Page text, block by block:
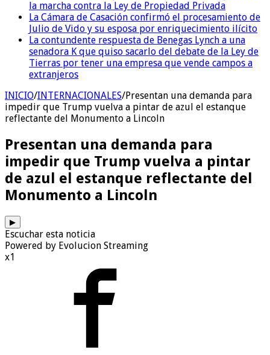
la marcha contra la Ley de Propiedad Privada
La Cámara de Casación confirmó el procesamiento de
Julio de Vido y su esposa por enriquecimiento ilícito
La contundente respuesta de Benegas Lynch a una
senadora K que quiso sacarlo del debate de la Ley de
Tierras por tener una empresa que vende campos a
extranjeros
INICIO/INTERNACIONALES/Presentan una demanda para
impedir que Trump vuelva a pintar de azul el estanque
reflectante del Monumento a Lincoln
Presentan una demanda para
impedir que Trump vuelva a pintar
de azul el estanque reflectante del
Monumento a Lincoln
▶
Escuchar esta noticia
Powered by Evolucion Streaming
x1